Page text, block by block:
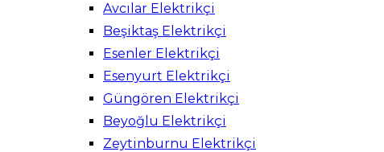
Avcılar Elektrikçi
Beşiktaş Elektrikçi
Esenler Elektrikçi
Esenyurt Elektrikçi
Güngören Elektrikçi
Beyoğlu Elektrikçi
Zeytinburnu Elektrikçi